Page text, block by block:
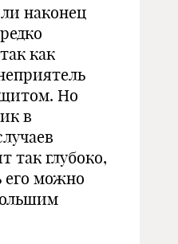
наконец
как
Но
в
так глубоко,
его можно